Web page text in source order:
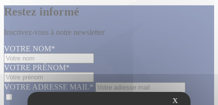
Restez informé
Inscrivez-vous à notre newsletter
VOTRE NOM*
VOTRE PRÉNOM*
VOTRE ADRESSE MAIL*
X